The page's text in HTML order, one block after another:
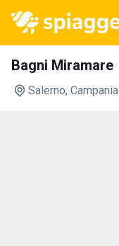
Bagni Miramare
Salerno, Campania